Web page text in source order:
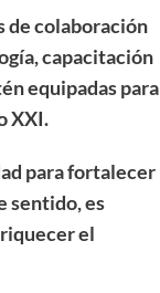
de colaboración
capacitación
equipadas para
XXI.
para fortalecer
sentido, es
el